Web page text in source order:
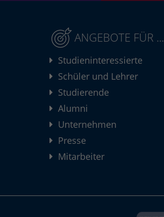
ANGEBOTE FÜR ...
Studieninteressierte
Schüler und Lehrer
Studierende
Alumni
Unternehmen
Presse
Mitarbeiter